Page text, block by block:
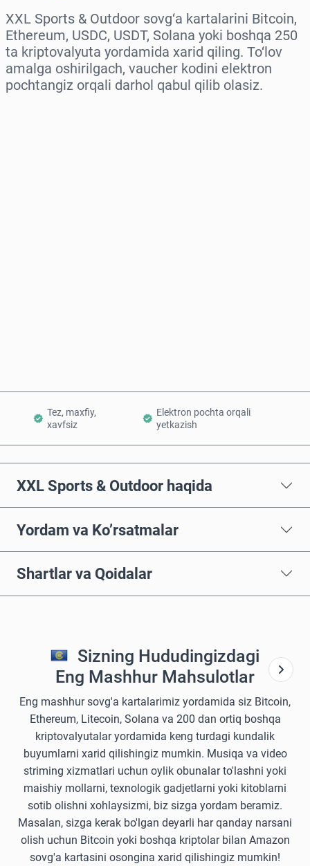
XXL Sports & Outdoor sovg‘a kartalarini Bitcoin,
Ethereum, USDC, USDT, Solana yoki boshqa 250
ta kriptovalyuta yordamida xarid qiling. To‘lov
amalga oshirilgach, vaucher kodini elektron
pochtangiz orqali darhol qabul qilib olasiz.
Tez, maxfiy,
xavfsiz
Elektron pochta orqali
yetkazish
XXL Sports & Outdoor haqida
Yordam va Ko’rsatmalar
Shartlar va Qoidalar
Sizning Hududingizdagi
Eng Mashhur Mahsulotlar
Eng mashhur sovg'a kartalarimiz yordamida siz Bitcoin,
Ethereum, Litecoin, Solana va 200 dan ortiq boshqa
kriptovalyutalar yordamida keng turdagi kundalik
buyumlarni xarid qilishingiz mumkin. Musiqa va video
striming xizmatlari uchun oylik obunalar to'lashni yoki
maishiy mollarni, texnologik gadjetlarni yoki kitoblarni
sotib olishni xohlaysizmi, biz sizga yordam beramiz.
Masalan, sizga kerak bo'lgan deyarli har qanday narsani
olish uchun Bitcoin yoki boshqa kriptolar bilan Amazon
sovg'a kartasini osongina xarid qilishingiz mumkin!